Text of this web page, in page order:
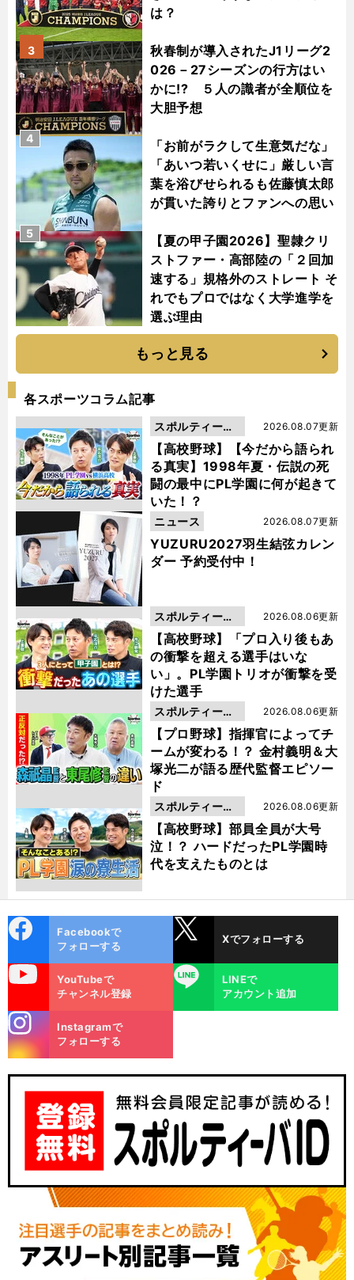
は？
秋春制が導入されたJ1リーグ2
026－27シーズンの行方はい
かに!? ５人の識者が全順位を
大胆予想
3
「お前がラクして生意気だな」
「あいつ若いくせに」厳しい言
葉を浴びせられるも佐藤慎太郎
が貫いた誇りとファンへの思い
4
【夏の甲子園2026】聖隷クリ
ストファー・高部陸の「２回加
速する」規格外のストレート そ
れでもプロではなく大学進学を
選ぶ理由
5
もっと見る
各スポーツコラム記事
【高校野球】【今だから語られ
る真実】1998年夏・伝説の死
闘の最中にPL学園に何が起きて
いた！？
2026.08.07更新
スポルティーバ
動画
YUZURU2027羽生結弦カレン
ダー 予約受付中！
2026.08.07更新
ニュース
【高校野球】「プロ入り後もあ
の衝撃を超える選手はいな
い」。PL学園トリオが衝撃を受
けた選手
2026.08.06更新
スポルティーバ
動画
【プロ野球】指揮官によってチ
ームが変わる！？ 金村義明＆大
塚光二が語る歴代監督エピソー
ド
2026.08.06更新
スポルティーバ
動画
【高校野球】部員全員が大号
泣！？ ハードだったPL学園時
代を支えたものとは
2026.08.06更新
スポルティーバ
動画
ok
Facebookで
フォローする
Xでフォローする
YouTubeで
チャンネル登録
LINE
LINEで
アカウント追加
m
Instagramで
フォローする